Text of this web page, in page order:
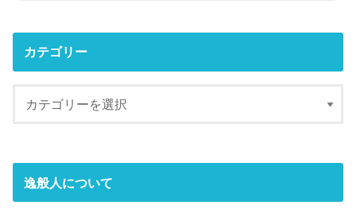
カテゴリー
逸般人について